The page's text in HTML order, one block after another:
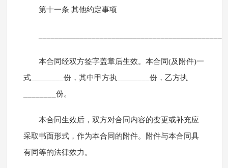
第十一条 其他约定事项
本合同经双方签字盖章后生效。本合同(及附件)一
式________份，其中甲方执________份，乙方执
________份。
本合同生效后，双方对合同内容的变更或补充应
采取书面形式，作为本合同的附件。附件与本合同具
有同等的法律效力。